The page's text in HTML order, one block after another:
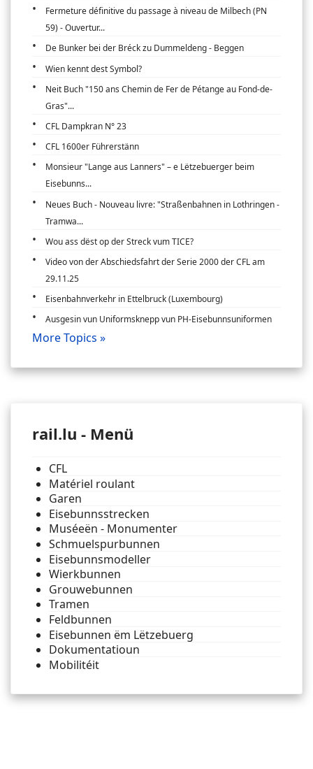
Fermeture définitive du passage à niveau de Milbech (PN
59) - Ouvertur...
De Bunker bei der Bréck zu Dummeldeng - Beggen
Wien kennt dest Symbol?
Neit Buch "150 ans Chemin de Fer de Pétange au Fond-de-
Gras"...
CFL Dampkran N° 23
CFL 1600er Führerstänn
Monsieur "Lange aus Lanners" – e Lëtzebuerger beim
Eisebunns...
Neues Buch - Nouveau livre: "Straßenbahnen in Lothringen -
Tramwa...
Wou ass dëst op der Streck vum TICE?
Video von der Abschiedsfahrt der Serie 2000 der CFL am
29.11.25
Eisenbahnverkehr in Ettelbruck (Luxembourg)
Ausgesin vun Uniformsknepp vun PH-Eisebunnsuniformen
More Topics »
rail.lu - Menü
CFL
Matériel roulant
Garen
Eisebunnsstrecken
Muséeën - Monumenter
Schmuelspurbunnen
Eisebunnsmodeller
Wierkbunnen
Grouwebunnen
Tramen
Feldbunnen
Eisebunnen ëm Lëtzebuerg
Dokumentatioun
Mobilitéit